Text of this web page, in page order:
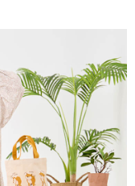
轉至「AFTEE先享後付」
結帳。
連結，可透過四大超商／
易完成。
您需要取消訂單，請聯絡
有效，需透過AFTEE先享